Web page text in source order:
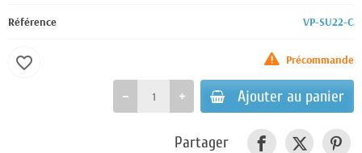
Référence VP-SU22-C
Précommande
Ajouter au panier
favorite_border
Partager